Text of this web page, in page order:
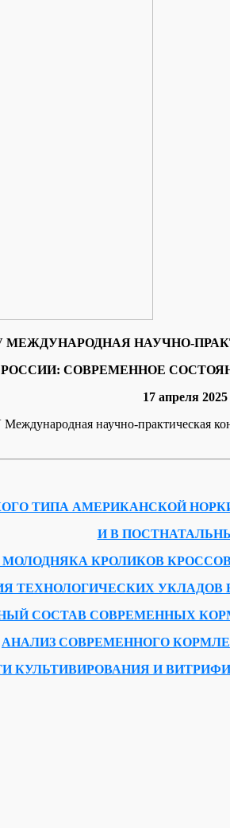
МЕЖДУНАРОДНАЯ НАУЧНО-
СОВРЕМЕННОЕ
17 апреля 2025
научно-практическая
ТИПА АМЕРИКАНСКОЙ
И В
КРОЛИКОВ КРОССОВ
ТЕХНОЛОГИЧЕСКИХ УКЛАДОВ
СОСТАВ СОВРЕМЕННЫХ
АНАЛИЗ СОВРЕМЕННОГО
КУЛЬТИВИРОВАНИЯ И